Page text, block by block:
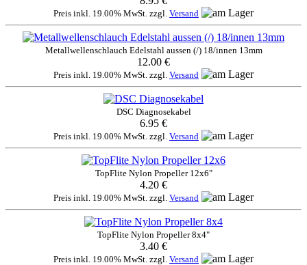
Preis inkl. 19.00% MwSt. zzgl. Versand
Metallwellenschlauch Edelstahl aussen (/) 18/innen 13mm
12.00 €
Preis inkl. 19.00% MwSt. zzgl. Versand
DSC Diagnosekabel
6.95 €
Preis inkl. 19.00% MwSt. zzgl. Versand
TopFlite Nylon Propeller 12x6"
4.20 €
Preis inkl. 19.00% MwSt. zzgl. Versand
TopFlite Nylon Propeller 8x4"
3.40 €
Preis inkl. 19.00% MwSt. zzgl. Versand